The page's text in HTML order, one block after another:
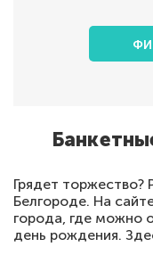
Грядет торжество?
Белгороде. На
города, где можно
день рождения.